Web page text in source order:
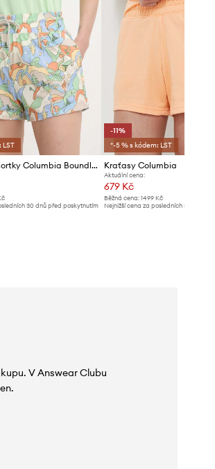
LST
Outdoorové šortky Columbia Boundless Trek Active
30 dnů před poskytnutím
-11%
*-5 % s kódem: LST
Kraťasy Columbia
Aktuální cena:
679 Kč
Běžná cena: 1499 Kč
Nejnižší cena za posledních 30 dnů
V Answear Clubu